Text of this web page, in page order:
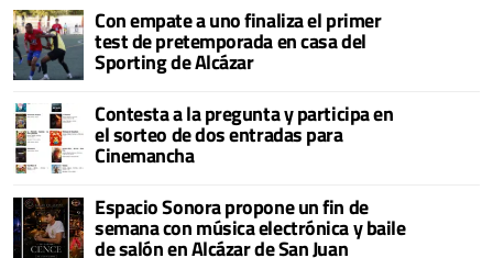
Con empate a uno finaliza el primer
test de pretemporada en casa del
Sporting de Alcázar
Contesta a la pregunta y participa en
el sorteo de dos entradas para
Cinemancha
Espacio Sonora propone un fin de
semana con música electrónica y baile
de salón en Alcázar de San Juan